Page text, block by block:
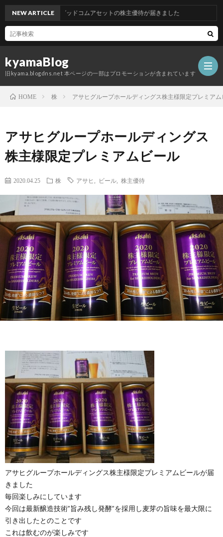
kyamaBlog
旧kyama.blogdns.net 本ページの一部はプロモーションが含まれています
NEW ARTICLEグッドコムアセットの株主優待が届きました
HOME 株 アサヒグループホールディングス株主様限定プレミア
アサヒグループホールディングス
株主様限定プレミアムビール
2020.04.25 株 アサヒ ビール 株主優待
アサヒグループホールディングス株主様限定プレミアムビールが届
きました
毎回楽しみにしています
今回は最新醸造技術”旨み残し発酵”を採用し麦芽の旨味を最大限に
引き出したとのことです
これは飲むのが楽しみです